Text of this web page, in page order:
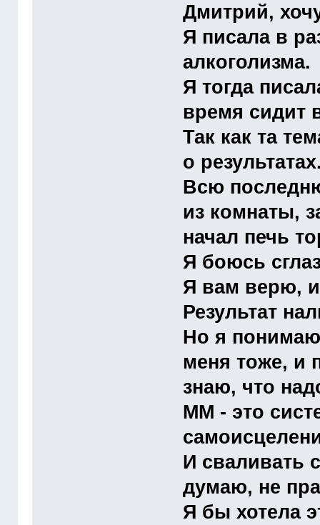
Дмитрий,
Я писала в
алкоголизма.
Я тогда
время сидит
Так как та
о
Всю
из комнаты,
начал печь
Я боюсь
Я вам верю,
Результат
Но я
меня тоже, и
знаю, что
ММ - это
И сваливать
думаю, не
Я бы хотела